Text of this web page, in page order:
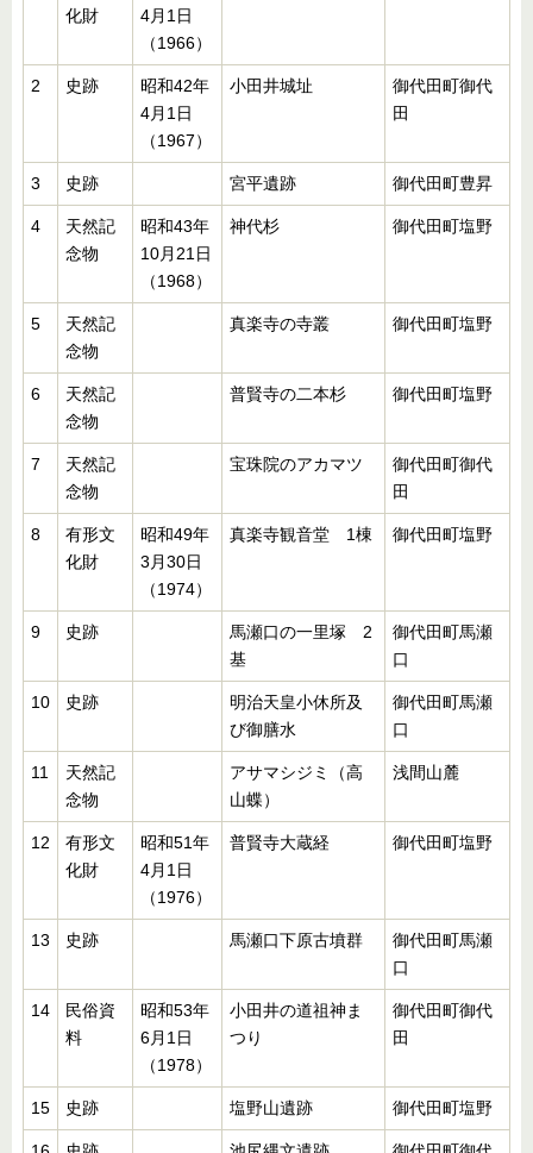
化財
4月1日
（1966）
2 史跡
昭和42年
4月1日
（1967）
小田井城址
御代田町御代
田
3 史跡 宮平遺跡 御代田町豊昇
4
天然記
念物
昭和43年
10月21日
（1968）
神代杉 御代田町塩野
5
天然記
念物
真楽寺の寺叢 御代田町塩野
6
天然記
念物
普賢寺の二本杉 御代田町塩野
7
天然記
念物
宝珠院のアカマツ
御代田町御代
田
8
有形文
化財
昭和49年
3月30日
（1974）
真楽寺観音堂 1棟 御代田町塩野
9 史跡
馬瀬口の一里塚 2
基
御代田町馬瀬
口
10 史跡
明治天皇小休所及
び御膳水
御代田町馬瀬
口
11
天然記
念物
アサマシジミ（高
山蝶）
浅間山麓
12
有形文
化財
昭和51年
4月1日
（1976）
普賢寺大蔵経 御代田町塩野
13 史跡 馬瀬口下原古墳群
御代田町馬瀬
口
14
民俗資
料
昭和53年
6月1日
（1978）
小田井の道祖神ま
つり
御代田町御代
田
15 史跡 塩野山遺跡 御代田町塩野